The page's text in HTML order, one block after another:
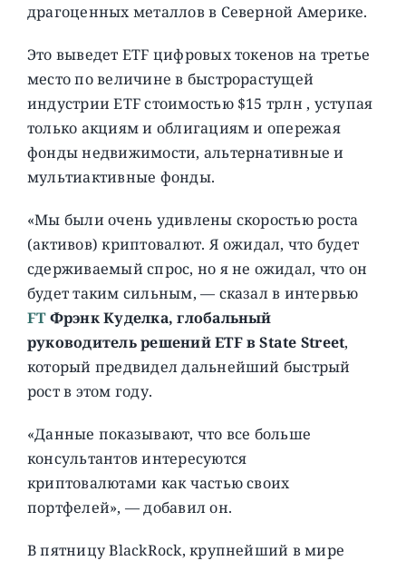
драгоценных металлов в Северной Америке.
Это выведет ETF цифровых токенов на третье
место по величине в быстрорастущей
индустрии ETF стоимостью $15 трлн , уступая
только акциям и облигациям и опережая
фонды недвижимости, альтернативные и
мультиактивные фонды.
«Мы были очень удивлены скоростью роста
(активов) криптовалют. Я ожидал, что будет
сдерживаемый спрос, но я не ожидал, что он
будет таким сильным, — сказал в интервью
FTФрэнк Куделка, глобальный
руководитель решений ETF в State Street,
который предвидел дальнейший быстрый
рост в этом году.
«Данные показывают, что все больше
консультантов интересуются
криптовалютами как частью своих
портфелей», — добавил он.
В пятницу BlackRock, крупнейший в мире